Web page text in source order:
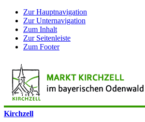
Zur Hauptnavigation
Zur Unternavigation
Zum Inhalt
Zur Seitenleiste
Zum Footer
Kirchzell